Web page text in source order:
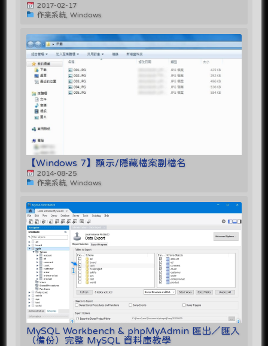
2017-02-17
作業系統, Windows
【Windows 7】顯示/隱藏檔案副檔名
2014-08-25
作業系統, Windows
MySQL Workbench & phpMyAdmin 匯出／匯入
（備份）完整 MySQL 資料庫教學